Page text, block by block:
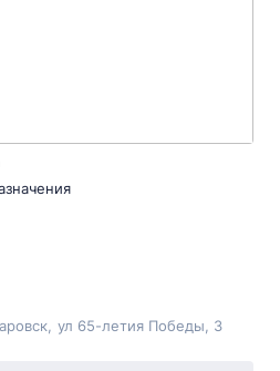
ул 65-летия Победы , 3